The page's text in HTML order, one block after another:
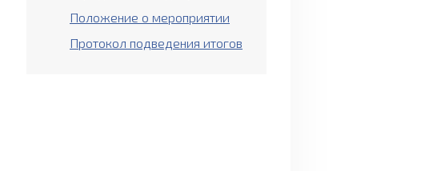
Положение о мероприятии
Протокол подведения итогов